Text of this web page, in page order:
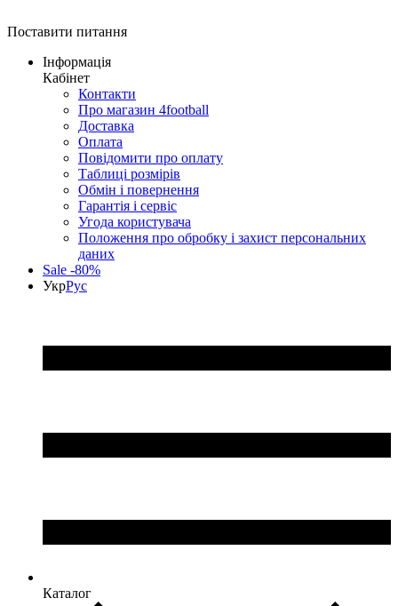
Поставити питання
Інформація
Кабінет
Контакти
Про магазин 4football
Доставка
Оплата
Повідомити про оплату
Таблиці розмірів
Обмін і повернення
Гарантія і сервіс
Угода користувача
Положення про обробку і захист персональних
даних
Sale -80%
УкрРус
Каталог